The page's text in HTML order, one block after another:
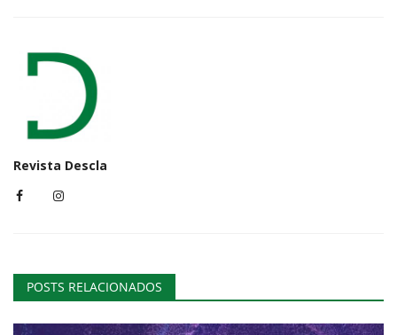
Revista Descla
POSTS RELACIONADOS